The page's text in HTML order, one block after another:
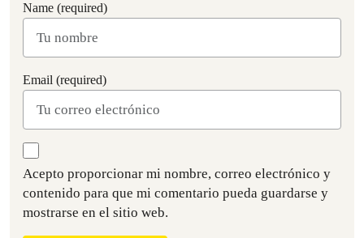
Name (required)
Email (required)
Acepto proporcionar mi nombre, correo electrónico y
contenido para que mi comentario pueda guardarse y
mostrarse en el sitio web.